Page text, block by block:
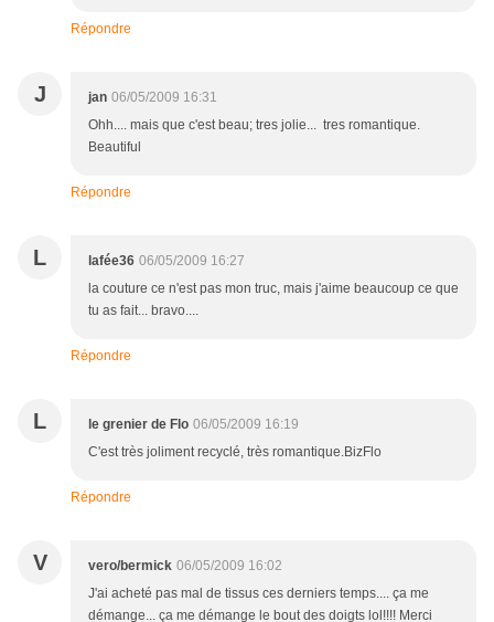
Répondre
J jan 06/05/2009 16:31
Ohh.... mais que c'est beau; tres jolie... tres romantique.
Beautiful
Répondre
L lafée36 06/05/2009 16:27
la couture ce n'est pas mon truc, mais j'aime beaucoup ce que
tu as fait... bravo....
Répondre
L le grenier de Flo 06/05/2009 16:19
C'est très joliment recyclé, très romantique.BizFlo
Répondre
V vero/bermick 06/05/2009 16:02
J'ai acheté pas mal de tissus ces derniers temps.... ça me
démange... ça me démange le bout des doigts lol!!!! Merci